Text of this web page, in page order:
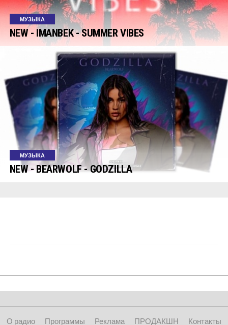
МУЗЫКА
NEW - IMANBEK - SUMMER VIBES
МУЗЫКА
NEW - BEARWOLF - GODZILLA
О радио Программы Реклама ПРОДАКШН Контакты